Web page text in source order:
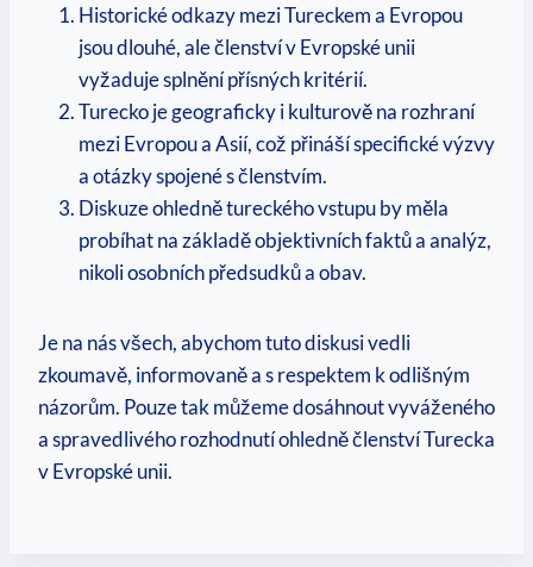
Historické odkazy mezi Tureckem a Evropou
jsou dlouhé, ale členství v Evropské unii
vyžaduje splnění přísných kritérií.
Turecko je geograficky i kulturově na rozhraní
mezi Evropou a Asií, což přináší specifické výzvy
a otázky spojené s členstvím.
Diskuze ohledně tureckého vstupu by měla
probíhat na základě objektivních faktů a analýz,
nikoli osobních předsudků a obav.
Je na nás všech, abychom tuto diskusi vedli
zkoumavě, informovaně a s respektem k odlišným
názorům. Pouze tak můžeme dosáhnout vyváženého
a spravedlivého rozhodnutí ohledně členství Turecka
v Evropské unii.